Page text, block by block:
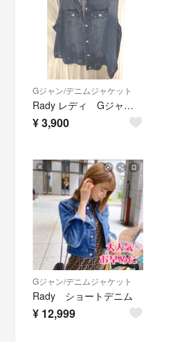
Gジャン/デニムジャケット
Rady レディ Gジャン デニムジャケット
¥3,900
Gジャン/デニムジャケット
Rady ショートデニム
¥ 12,999